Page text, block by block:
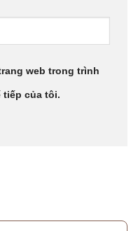
web trong trình
tiếp của tôi.